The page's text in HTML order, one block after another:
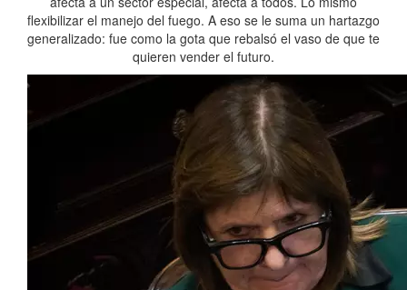
flexibilizar el manejo del fuego. A eso se le suma un hartazgo
generalizado: fue como la gota que rebalsó el vaso de que te
quieren vender el futuro.